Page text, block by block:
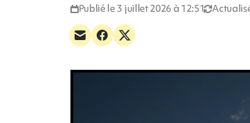
Publié le 3 juillet 2026 à 12:51